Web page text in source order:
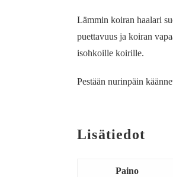
Lämmin koiran haalari
puettavuus ja koiran
isohkoille koirille.
Pestään nurinpäin
Lisätiedot
Paino